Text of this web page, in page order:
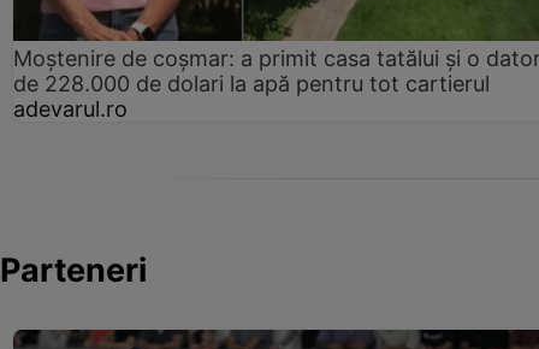
Moștenire de coșmar: a primit casa tatălui și o
de 228.000 de dolari la apă pentru tot cartierul
adevarul.ro
Parteneri